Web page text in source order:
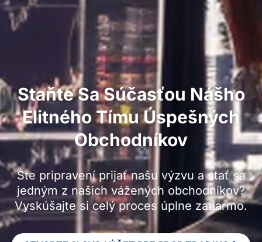
Staňte Sa Súčasťou Nášho
Elitného Tímu Úspešných
Obchodníkov
Ste pripravení prijať našu výzvu a stať sa
jedným z našich vážených obchodníkov?
Vyskúšajte si celý proces úplne zadarmo.